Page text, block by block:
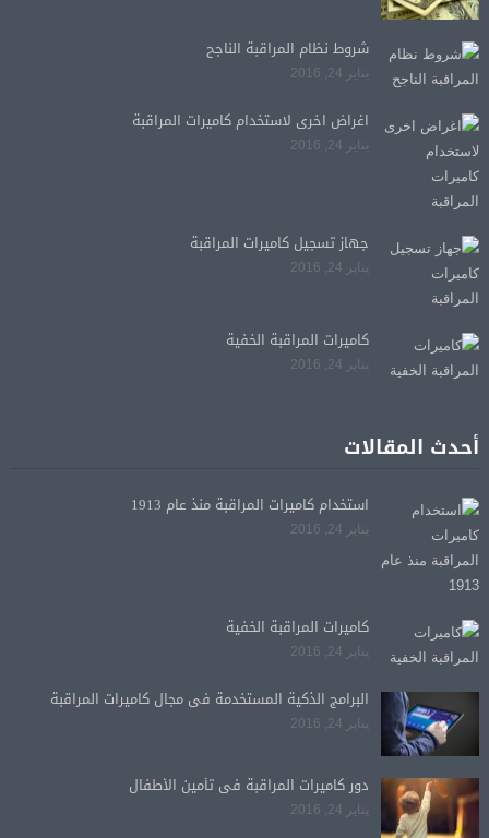
شروط نظام المراقبة الناجح
يناير 24, 2016
اغراض اخرى لاستخدام كاميرات المراقبة
يناير 24, 2016
جهاز تسجيل كاميرات المراقبة
يناير 24, 2016
كاميرات المراقبة الخفية
يناير 24, 2016
أحدث المقالات
استخدام كاميرات المراقبة منذ عام 1913
يناير 24, 2016
كاميرات المراقبة الخفية
يناير 24, 2016
البرامج الذكية المستخدمة فى مجال كاميرات المراقبة
يناير 24, 2016
دور كاميرات المراقبة فى تأمين الأطفال
يناير 24, 2016